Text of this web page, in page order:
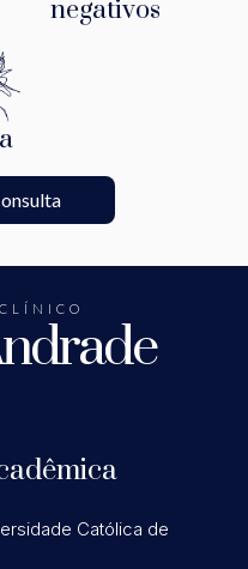
negativos
Católica de